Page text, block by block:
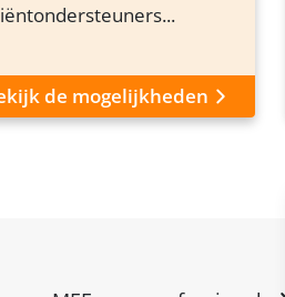
de mogelijkheden